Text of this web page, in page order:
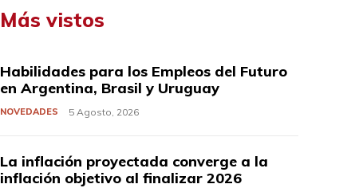
Más vistos
Habilidades para los Empleos del Futuro
en Argentina, Brasil y Uruguay
NOVEDADES 5 Agosto, 2026
La inflación proyectada converge a la
inflación objetivo al finalizar 2026